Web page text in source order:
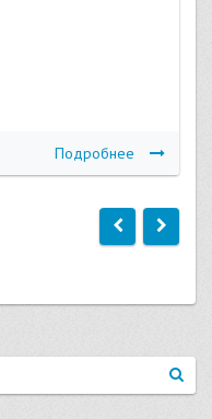
Подробнее